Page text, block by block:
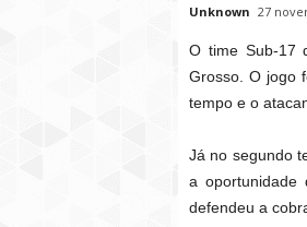
Unknown 27
O time Sub-17
Grosso. O jogo
tempo e o
Já no segundo
a
defendeu a